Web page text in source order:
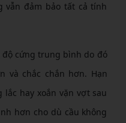
vẫn đảm bảo tất cả tính
độ cứng trung bình do đó
và chắc chắn hơn. Hạn
hay xoắn vặn vợt sau
hơn cho dù cầu không